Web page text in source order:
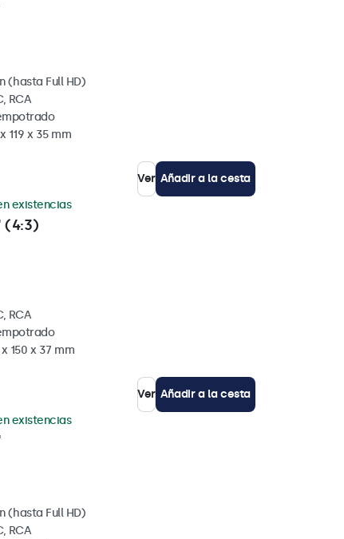
(hasta Full HD)
RCA
119 x 35 mm
Ver Añadir a la cesta
(4:3)
existencias
RCA
150 x 37 mm
Ver Añadir a la cesta
existencias
(hasta Full HD)
RCA